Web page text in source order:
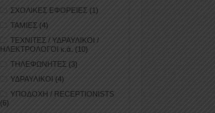
ΣΧΟΛΙΚΕΣ ΕΦΟΡΕΙΕΣ (1)
ΤΑΜΙΕΣ (4)
ΤΕΧΝΙΤΕΣ / ΥΔΡΑΥΛΙΚΟΙ /
ΗΛΕΚΤΡΟΛΟΓΟΙ κ.ά. (10)
ΤΗΛΕΦΩΝΗΤΕΣ (3)
ΥΔΡΑΥΛΙΚΟΙ (4)
ΥΠΟΔΟΧΗ / RECEPTIONISTS
(6)